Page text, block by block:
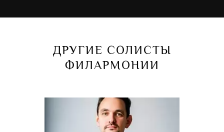
ДРУГИЕ СОЛИСТЫ
ФИЛАРМОНИИ